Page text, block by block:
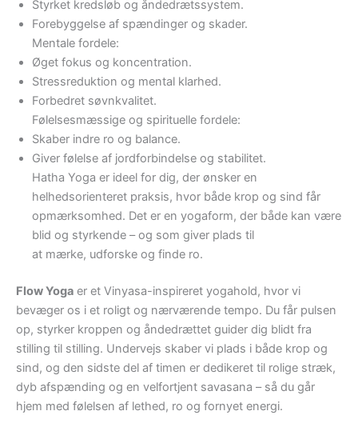
Styrket kredsløb og åndedrætssystem.
Forebyggelse af spændinger og skader.
Mentale fordele:
Øget fokus og koncentration.
Stressreduktion og mental klarhed.
Forbedret søvnkvalitet.
Følelsesmæssige og spirituelle fordele:
Skaber indre ro og balance.
Giver følelse af jordforbindelse og stabilitet.
Hatha Yoga er ideel for dig, der ønsker en
helhedsorienteret praksis, hvor både krop og sind får
opmærksomhed. Det er en yogaform, der både kan være
blid og styrkende – og som giver plads til
at mærke, udforske og finde ro.
Flow Yoga er et Vinyasa-inspireret yogahold, hvor vi
bevæger os i et roligt og nærværende tempo. Du får pulsen
op, styrker kroppen og åndedrættet guider dig blidt fra
stilling til stilling. Undervejs skaber vi plads i både krop og
sind, og den sidste del af timen er dedikeret til rolige stræk,
dyb afspænding og en velfortjent savasana – så du går
hjem med følelsen af lethed, ro og fornyet energi.